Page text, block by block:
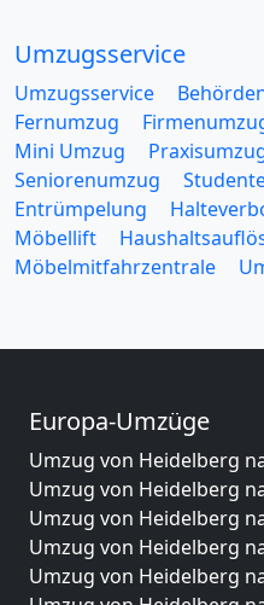
Umzugsservice
Umzugsservice
Fernumzug
Mini Umzug
Seniorenumzug
Entrümpelung
Möbellift
Möbelmitfahrzentrale
Europa-Umzüge
Umzug von Heidelberg
Umzug von Heidelberg
Umzug von Heidelberg
Umzug von Heidelberg
Umzug von Heidelberg